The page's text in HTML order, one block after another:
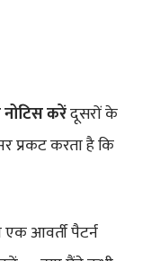
करेंदूसरों के
प्रकट करता है कि
आवर्ती पैटर्न